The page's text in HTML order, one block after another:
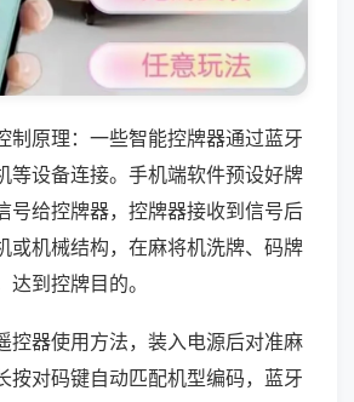
制原理：一些智能控牌器通过蓝牙
等设备连接。手机端软件预设好牌
号给控牌器，控牌器接收到信号后
或机械结构，在麻将机洗牌、码牌
到控牌目的。
控器使用方法，装入电源后对准麻
按对码键自动匹配机型编码，蓝牙